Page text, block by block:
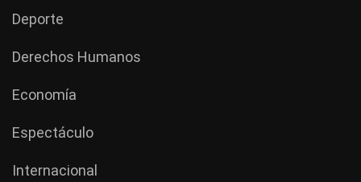
Deporte
Derechos Humanos
Economía
Espectáculo
Internacional